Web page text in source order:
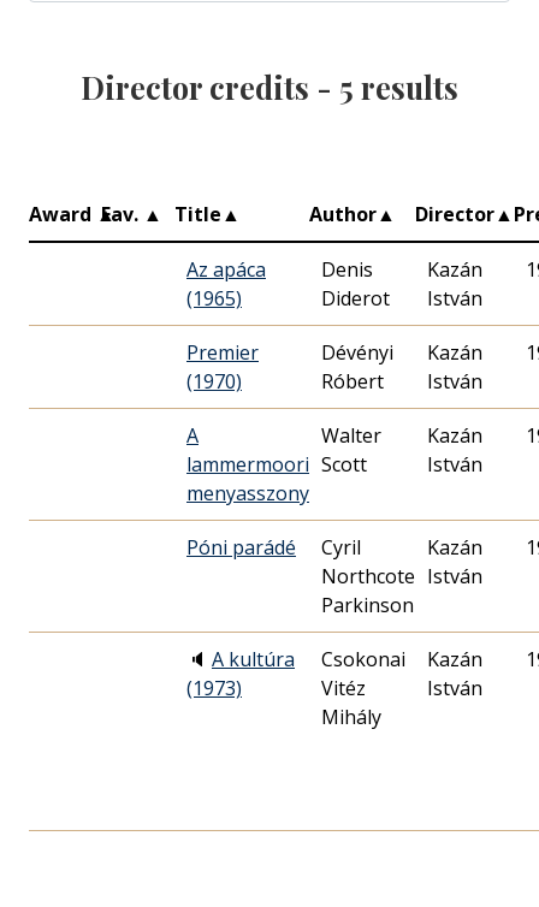
Director credits - 5 results
Award ▲
Fav. ▲ Title▲ Author▲ Director▲
Az apáca
(1965)
Denis
Diderot
Kazán
István
Premier
(1970)
Dévényi
Róbert
Kazán
István
A
lammermoori
menyasszony
Walter
Scott
Kazán
István
Póni parádé
Cyril
Northcote
Parkinson
Kazán
István
🔈 A kultúra
(1973)
Csokonai
Vitéz
Mihály
Kazán
István